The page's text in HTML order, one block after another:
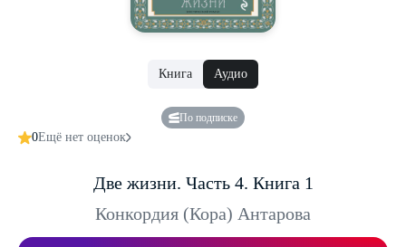
Книга Аудио
По подписке
0Ещё нет оценок
Две жизни. Часть 4. Книга 1
Конкордия (Кора) Антарова